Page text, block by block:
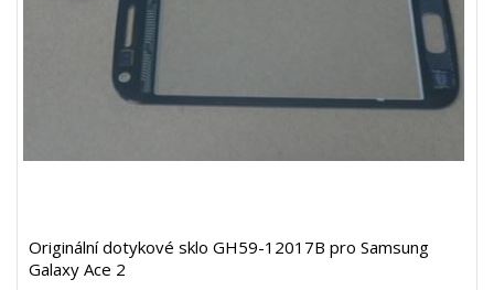
Originální dotykové sklo GH59-12017B pro Samsung
Galaxy Ace 2